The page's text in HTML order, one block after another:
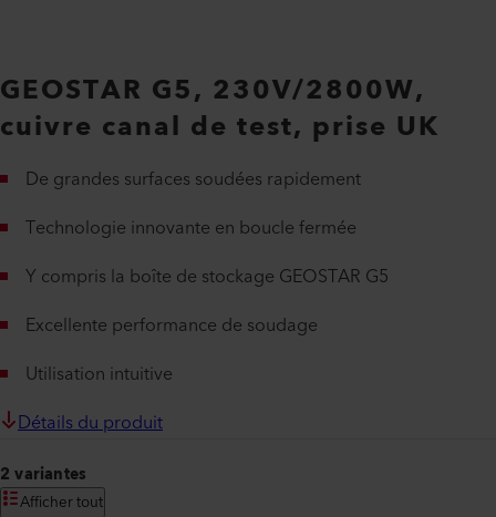
GEOSTAR G5, 230V/2800W,
cuivre canal de test, prise UK
De grandes surfaces soudées rapidement
Technologie innovante en boucle fermée
Y compris la boîte de stockage GEOSTAR G5
Excellente performance de soudage
Utilisation intuitive
Détails du produit
2 variantes
Afficher tout